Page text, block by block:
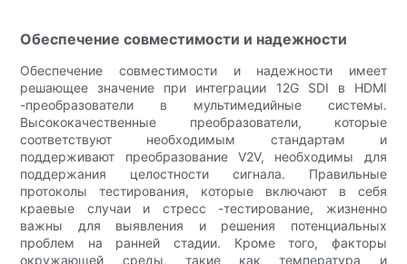
Обеспечение совместимости и надежности
Обеспечение совместимости и надежности имеет
решающее значение при интеграции 12G SDI в HDMI
-преобразователи в мультимедийные системы.
Высококачественные преобразователи, которые
соответствуют необходимым стандартам и
поддерживают преобразование V2V, необходимы для
поддержания целостности сигнала. Правильные
протоколы тестирования, которые включают в себя
краевые случаи и стресс -тестирование, жизненно
важны для выявления и решения потенциальных
проблем на ранней стадии. Кроме того, факторы
окружающей среды, такие как температура и